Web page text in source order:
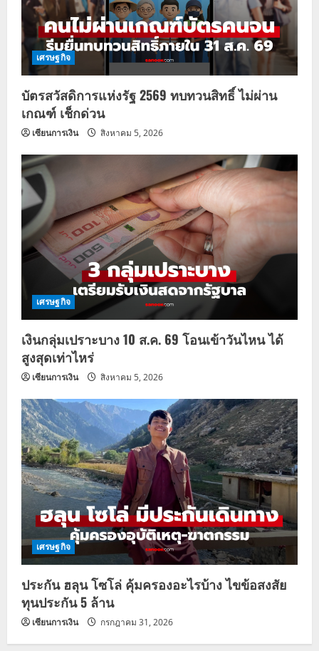
เศรษฐกิจ
บัตรสวัสดิการแห่งรัฐ 2569 ทบทวนสิทธิ์ ไม่ผ่าน
เกณฑ์ เช็กด่วน
เซียนการเงิน สิงหาคม 5, 2026
เศรษฐกิจ
เงินกลุ่มเปราะบาง 10 ส.ค. 69 โอนเข้าวันไหน ได้
สูงสุดเท่าไหร่
เซียนการเงิน สิงหาคม 5, 2026
เศรษฐกิจ
ประกัน ฮลุน โซโล่ คุ้มครองอะไรบ้าง ไขข้อสงสัย
ทุนประกัน 5 ล้าน
เซียนการเงิน กรกฎาคม 31, 2026